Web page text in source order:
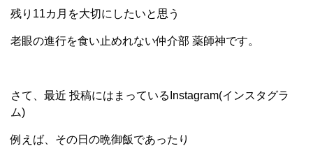
残り11カ月を大切にしたいと思う
老眼の進行を食い止めれない仲介部 薬師神です。
さて、最近 投稿にはまっているInstagram(インスタグラ
ム)
例えば、その日の晩御飯であったり